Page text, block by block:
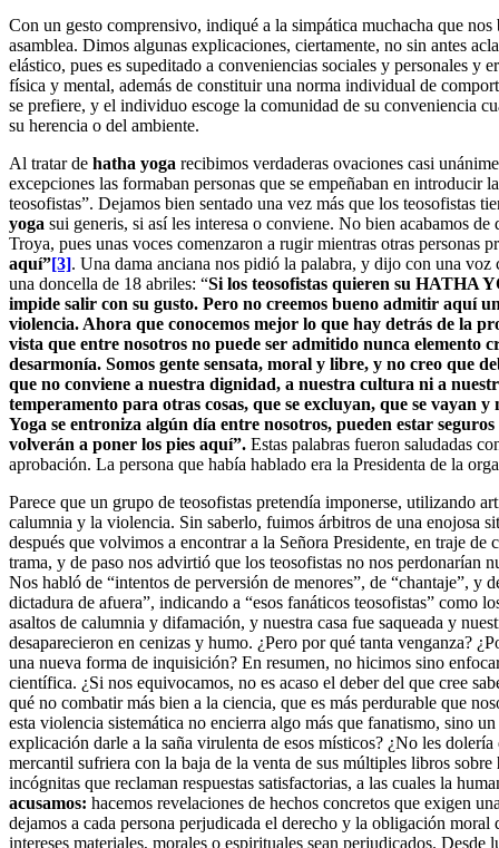
Con un gesto comprensivo, indiqué a la simpática muchacha que nos
asamblea. Dimos algunas explicaciones, ciertamente, no sin antes
elástico, pues es supeditado a conveniencias sociales y personales y
física y mental, además de constituir una norma individual de
se prefiere, y el individuo escoge la comunidad de su conveniencia
su herencia o del ambiente.
Al tratar de hatha yoga recibimos verdaderas ovaciones casi
excepciones las formaban personas que se empeñaban en introducir
teosofistas”. Dejamos bien sentado una vez más que los teosofistas
yoga sui generis, si así les interesa o conviene. No bien acabamos de
Troya, pues unas voces comenzaron a rugir mientras otras personas
aquí”[3]. Una dama anciana nos pidió la palabra, y dijo con una voz
una doncella de 18 abriles: “Si los teosofistas quieren su HATHA
impide salir con su gusto. Pero no creemos bueno admitir aquí
violencia. Ahora que conocemos mejor lo que hay detrás de la
vista que entre nosotros no puede ser admitido nunca elemento
desarmonía. Somos gente sensata, moral y libre, y no creo que
que no conviene a nuestra dignidad, a nuestra cultura ni a
temperamento para otras cosas, que se excluyan, que se vayan
Yoga se entroniza algún día entre nosotros, pueden estar
volverán a poner los pies aquí”. Estas palabras fueron saludadas
aprobación. La persona que había hablado era la Presidenta de la
Parece que un grupo de teosofistas pretendía imponerse, utilizando
calumnia y la violencia. Sin saberlo, fuimos árbitros de una enojosa
después que volvimos a encontrar a la Señora Presidente, en traje
trama, y de paso nos advirtió que los teosofistas no nos perdonarían
Nos habló de “intentos de perversión de menores”, de “chantaje”, y
dictadura de afuera”, indicando a “esos fanáticos teosofistas” como
asaltos de calumnia y difamación, y nuestra casa fue saqueada y
desaparecieron en cenizas y humo. ¿Pero por qué tanta venganza?
una nueva forma de inquisición? En resumen, no hicimos sino
científica. ¿Si nos equivocamos, no es acaso el deber del que cree
qué no combatir más bien a la ciencia, que es más perdurable que
esta violencia sistemática no encierra algo más que fanatismo, sino
explicación darle a la saña virulenta de esos místicos? ¿No les
mercantil sufriera con la baja de la venta de sus múltiples libros sobre
incógnitas que reclaman respuestas satisfactorias, a las cuales la
acusamos: hacemos revelaciones de hechos concretos que exigen
dejamos a cada persona perjudicada el derecho y la obligación moral
intereses materiales, morales o espirituales sean perjudicados. Desde